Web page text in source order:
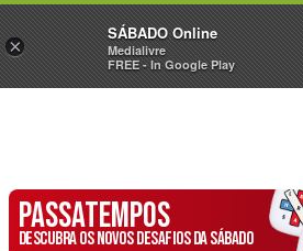
Sábado
PASSATEMPOS
DESCUBRA OS NOVOS DESAFIOS DA SÁBADO
×
SÁBADO Online
Medialivre
FREE - In Google Play